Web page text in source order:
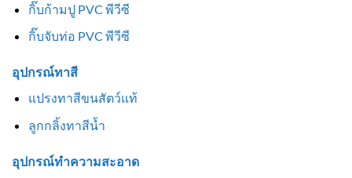
กิ๊บก้ามปู PVC พีวีซี
กิ๊บจับท่อ PVC พีวีซี
อุปกรณ์ทาสี
แปรงทาสีขนสัตว์แท้
ลูกกลิ้งทาสีน้ำ
อุปกรณ์ทำความสะอาด